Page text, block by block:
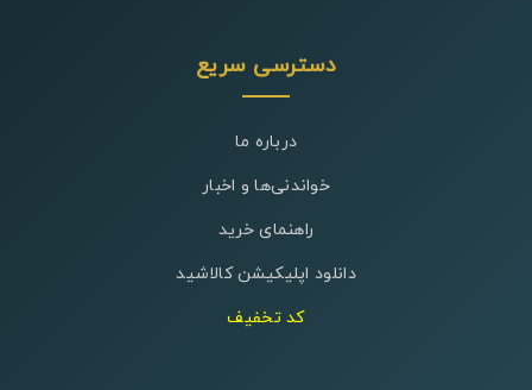
دسترسی سریع
درباره ما
خواندنی‌ها و اخبار
راهنمای خرید
دانلود اپلیکیشن کالاشید
کد تخفیف